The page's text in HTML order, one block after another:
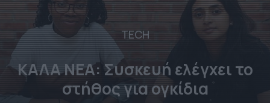
TECH
ΚΑΛΑ ΝΕΑ: Συσκευή ελέγχει το
στήθος για ογκίδια